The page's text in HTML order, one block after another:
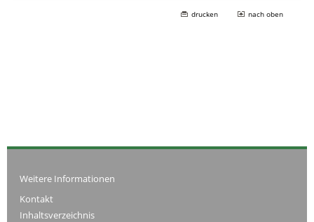
drucken nach oben
Weitere Informationen
Kontakt
Inhaltsverzeichnis